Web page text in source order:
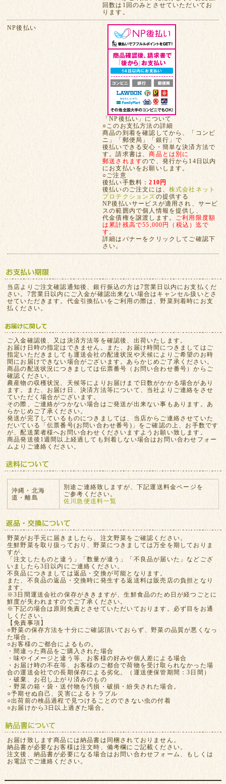
回数は1回のみとさせていただいてお
ります。
NP後払い
「NP後払い」について
○このお支払方法の詳細
商品の到着を確認してから、「コンビ
ニ」「郵便局」「銀行」で
後払いできる安心・簡単な決済方法で
す。請求書は、商品とは別に
郵送されますので、発行から14日以内
にお支払いをお願いします。
○ご注意
後払い手数料：210円
後払いのご注文には、 株式会社ネット
プロテクションズの提供する
NP後払いサービスが適用され、サービ
スの範囲内で個人情報を提供し、
代金債権を譲渡します。 ご利用限度額
は累計残高で55,000円（税込）迄で
す。
詳細はバナーをクリックしてご確認下
さい。
当店よりご注文確認通知後、銀行振込の方は7営業日以内にお支払くだ
さい。7営業日以内にご入金が確認出来ない場合はキャンセル扱いとさ
せていただきます。代金引換払いをご利用の際は、野菜到着時にお支
払ください。
ご入金確認後、又は決済方法等を確認後、出荷いたします。
お届け日時の指定はできません。また、お届け時間につきましてはご
指定いただきましても運送会社の配達状況や天候によりご希望のお時
間にお届けできない場合がございます。あらかじめご了承ください。
商品の配送状況につきましては伝票番号（お問い合わせ番号）からご
確認ください。
農産物の収穫状況、天候等によりお届けまで日数がかかる場合があり
ます。また、お届け日、決済方法等について、当社よりご連絡をさせ
ていただく場合がございます。
その際、ご連絡がつかない場合はご発送が出来ない事もあります。あ
らかじめご了承ください。
発送が完了しているものにつきましては、当店からご連絡させていた
だいている「伝票番号(お問い合わせ番号)」をご確認の上、お手数です
が、配送業者様へお問い合わせくださいますようお願い致します。
商品発送後1週間以上経過しても到着しない場合はお問い合わせフォー
ムよりご連絡ください。
沖縄・北海
道・離島
別途ご連絡致しますが、下記運送料金ページを
ご参考ください。
佐川急便送料一覧
野菜がお手元に届きましたら、注文野菜をご確認ください。
生鮮野菜を取り扱っており、野菜につきましては万全を期しておりま
すが、
「注文したものと違う」「数量が違う」「不良品が届いた」などござ
いましたら3日以内にご連絡ください。
不良品につきましては返品・交換が可能となります。
また、不良品の返品・交換時に発生する返送料は販売店の負担となり
ます。
※3日間運送会社の保存がききますが、生鮮食品のため日が経つごとに
鮮度が失われますのでご了承ください。
※下記の場合は原則免責とさせていただいております。必ず目をお通
しください。
【免責事項】
○野菜の保存方法を十分にご確認頂いておらず、野菜の品質が悪くなっ
た場合。
○お客様のご都合によるもの。
・間違った商品をご購入された場合
・味やイメージと違う等、お客様の好みや個人差による場合
・お届け時の不在等、お客様のご都合で荷物を受け取られなかった場
合の運送会社での長期保存による劣化。（運送便保管期間：3日間）
・破棄、お召し上がり済みのもの
・野菜の箱・袋・送付物を汚損・破損・紛失された場合。
○予期せぬ自己、災害によるトラブル
○出荷前の検品過程で見つけることのできない虫の付着
○お届けから3日以上過ぎた場合。
お届け致します商品には納品書は同梱されておりません。
納品書が必要なお客様は注文時、備考欄にご記載ください。
注文後、納品書が必要になる場合はお問い合わせフォーム、もしくは
お電話でご連絡ください。